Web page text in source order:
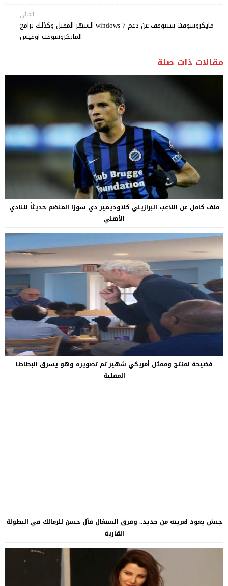
التالي
مايكروسوفت ستتوقف عن دعم windows 7 الشهر المقبل وكذلك برامج
المايكروسوفت اوفيس
مقالات ذات صلة
ملف كامل عن اللاعب البرازيلي كلاوديمير دي سوزا المنضم حديثاً للنادي
الأهلي
فضيحة لمنتج وممثل أمريكي شهير تم تصويره وهو يسرق البطاطا
المقلية
جنش يعود لعرينه من جديد.. وفرق السنغال فآل حسن للزمالك في البطولة
القارية